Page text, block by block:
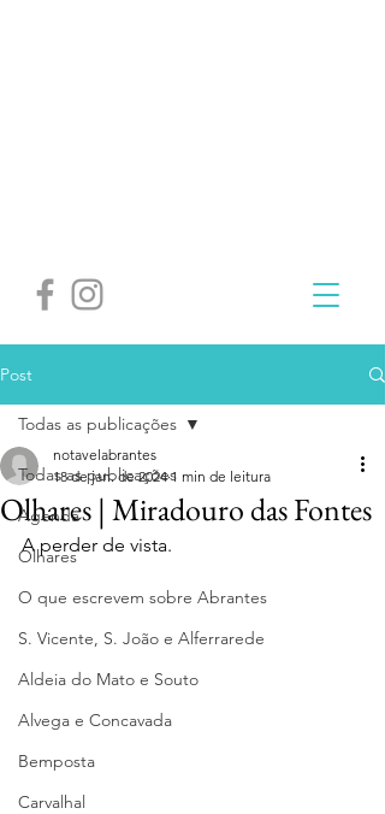
Post
Todas as publicações
Agenda
Olhares
O que escrevem sobre Abrantes
S. Vicente, S. João e Alferrarede
Aldeia do Mato e Souto
Alvega e Concavada
Bemposta
Carvalhal
Todas as publicações
Olhares | Miradouro das Fontes
notavelabrantes
18 de jan. de 2024 1 min de leitura
A perder de vista.